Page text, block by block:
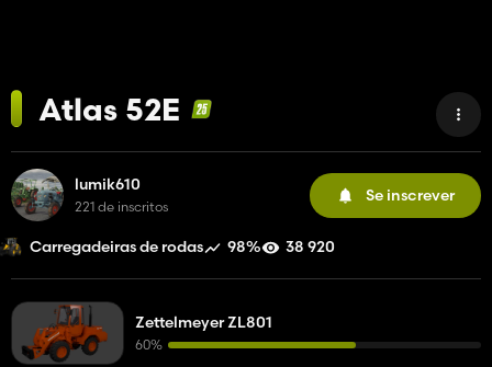
Atlas 52E
lumik610
221 de inscritos
Se inscrever
Carregadeiras de rodas 98% 38 920
Zettelmeyer ZL801
60%